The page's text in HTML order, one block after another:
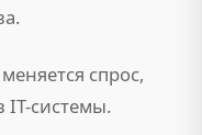
спрос,
IT-системы.